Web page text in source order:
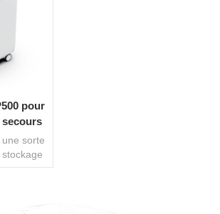
pour
une sorte
qui